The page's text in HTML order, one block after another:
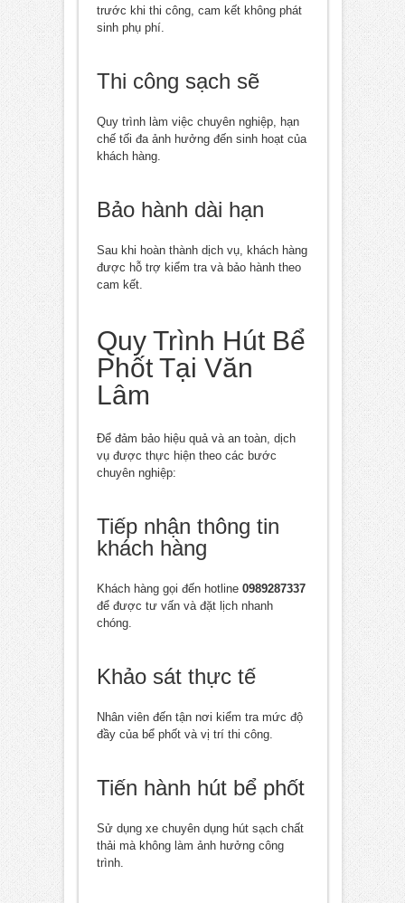
trước khi thi công, cam kết không phát
sinh phụ phí.
Thi công sạch sẽ
Quy trình làm việc chuyên nghiệp, hạn
chế tối đa ảnh hưởng đến sinh hoạt của
khách hàng.
Bảo hành dài hạn
Sau khi hoàn thành dịch vụ, khách hàng
được hỗ trợ kiểm tra và bảo hành theo
cam kết.
Quy Trình Hút Bể
Phốt Tại Văn
Lâm
Để đảm bảo hiệu quả và an toàn, dịch
vụ được thực hiện theo các bước
chuyên nghiệp:
Tiếp nhận thông tin
khách hàng
Khách hàng gọi đến hotline 0989287337
để được tư vấn và đặt lịch nhanh
chóng.
Khảo sát thực tế
Nhân viên đến tận nơi kiểm tra mức độ
đầy của bể phốt và vị trí thi công.
Tiến hành hút bể phốt
Sử dụng xe chuyên dụng hút sạch chất
thải mà không làm ảnh hưởng công
trình.